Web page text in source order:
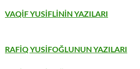
VAQİF YUSİFLİNİN YAZILARI
RAFİQ YUSİFOĞLUNUN YAZILARI